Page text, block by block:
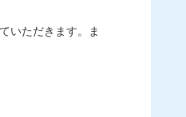
いただきます。ま